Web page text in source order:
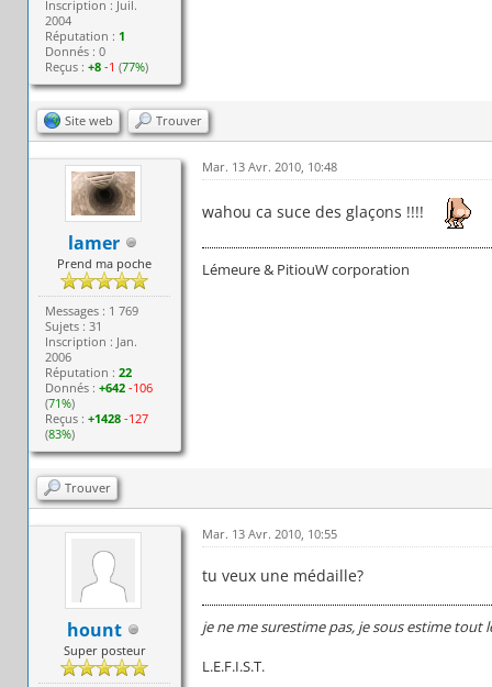
Inscription : Juil.
2004
Réputation : 1
Donnés : 0
Reçus :+8 -1 (77%)
Site web Trouver
lamer
Prend ma poche
Messages : 1 769
Sujets : 31
Inscription : Jan.
2006
Réputation :22
Donnés :+642 -106
(71%)
Reçus :+1428 -127
(83%)
Mar. 13 Avr. 2010, 10:48
wahou ca suce des glaçons !!!!
Lémeure & PitiouW corporation
Trouver
hount
Super posteur
Mar. 13 Avr. 2010, 10:55
tu veux une médaille?
je ne me surestime pas, je sous estime tout
L.E.F.I.S.T.